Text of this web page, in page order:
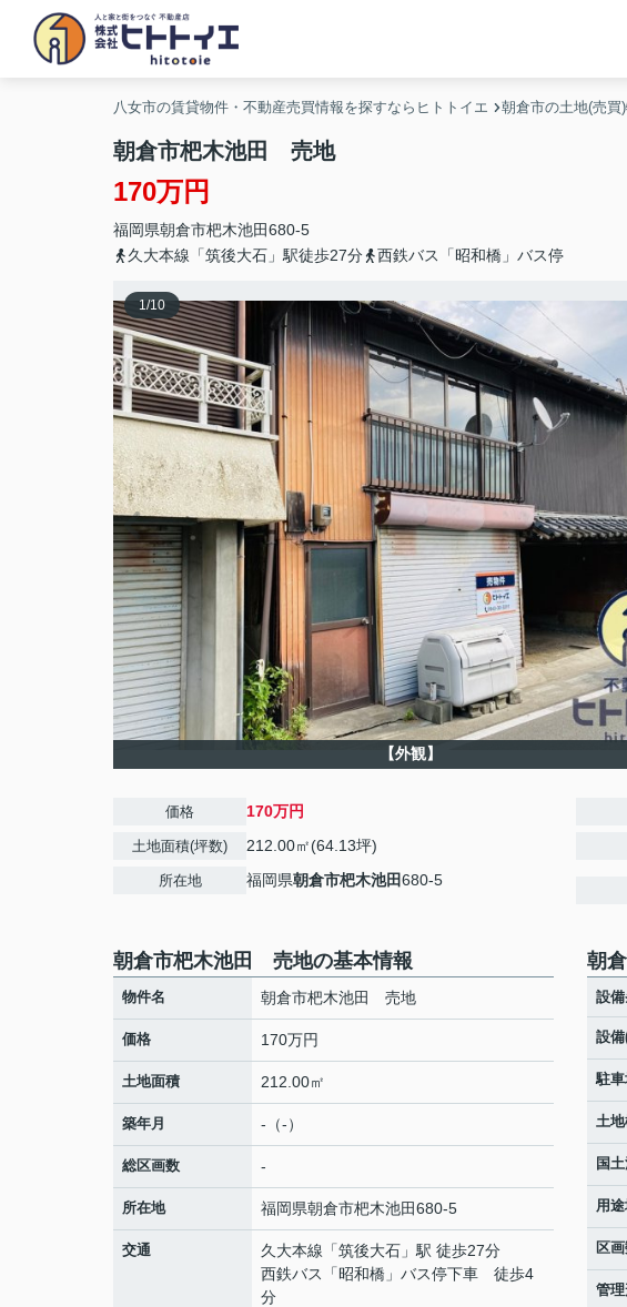
八女市の賃貸物件・不動産売買情報を探すならヒトトイエ 朝倉市の土地(売買
朝倉市杷木池田 売地
170万円
福岡県朝倉市杷木池田680-5
久大本線「筑後大石」駅徒歩27分
西鉄バス「昭和橋」バス停
1/10
【外観】
価格 170万円
土地面積(坪数) 212.00㎡(64.13坪)
所在地 福岡県朝倉市杷木池田680-5
朝倉市杷木池田 売地の基本情報
物件名 朝倉市杷木池田 売地
価格 170万円
土地面積 212.00㎡
築年月 -（-）
総区画数 -
所在地 福岡県朝倉市杷木池田680-5
交通 久大本線 「筑後大石 」駅 徒歩27分
西鉄バス「昭和橋」バス停下車 徒歩4
分
朝
設
設
駐
土地
国
用
区
管